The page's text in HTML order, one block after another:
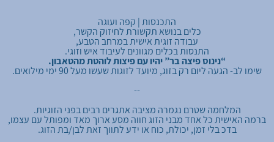
התכנסות | קפה ועוגה
כלים בנושא תקשורת לחיזוק הקשר,
עבודה זוגית אישית במרחב הטבע,
התנסות בכלים מגוונים לעיבוד איש וזוגי.
“נינוס פיצה בר” יהיו עם פיצות לוהטת מהטאבון.
שימו לב- הגעה ליום רק בזוג, מיועד לזוגות שעשו מעל 90 ימי מילואים.
--
המלחמה שטרם נגמרה מציבה אתגרים רבים בפני הזוגיות.
ברמה האישית כל אחד מבני הזוג חווה מסע ארוך מאד ומפותל עם עצמו,
בדכ בלי זמן, יכולת, כוח או ידע לתווך זאת לבן/בת הזוג.